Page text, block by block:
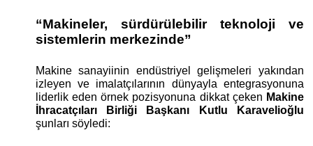
“Makineler, sürdürülebilir teknoloji ve
sistemlerin merkezinde”
Makine sanayiinin endüstriyel gelişmeleri yakından
izleyen ve imalatçılarının dünyayla entegrasyonuna
liderlik eden örnek pozisyonuna dikkat çeken Makine
şunları söyledi: